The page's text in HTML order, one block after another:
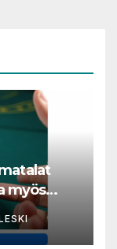
myös